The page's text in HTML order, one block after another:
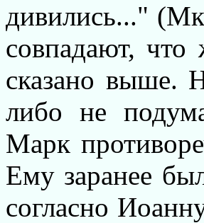
дивились..."
совпадают,
сказано выше.
либо не
Марк
Ему заранее
согласно